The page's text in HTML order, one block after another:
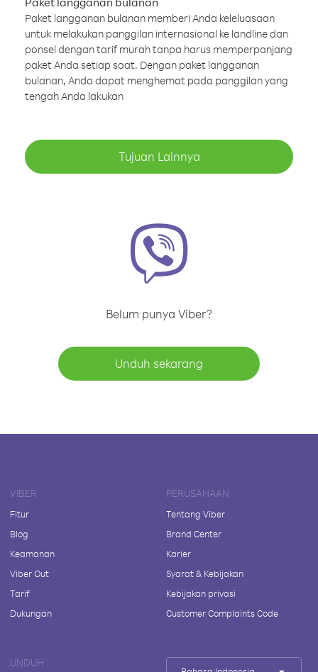
Paket langganan bulanan memberi Anda keleluasaan
untuk melakukan panggilan internasional ke landline dan
ponsel dengan tarif murah tanpa harus memperpanjang
paket Anda setiap saat. Dengan paket langganan
bulanan, Anda dapat menghemat pada panggilan yang
tengah Anda lakukan
Tujuan Lainnya
Belum punya Viber?
Unduh sekarang
VIBER
Fitur
Blog
Keamanan
Viber Out
Tarif
Dukungan
PERUSAHAAN
Tentang Viber
Brand Center
Karier
Syarat & Kebijakan
Kebijakan privasi
Customer Complaints Code
UNDUH